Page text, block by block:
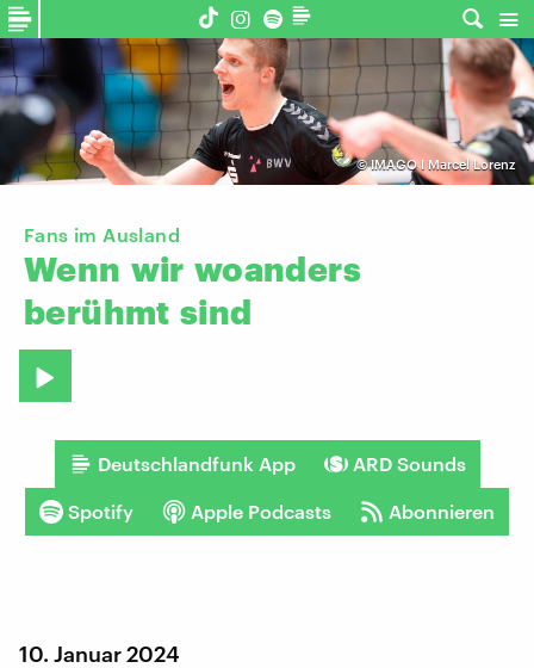
©IMAGO I Marcel Lorenz
Fans im Ausland
Wenn wir woanders
berühmt sind
Deutschlandfunk App ARD Sounds
Spotify Apple Podcasts Abonnieren
10. Januar 2024